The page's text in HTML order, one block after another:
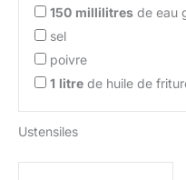
150 millilitres de eau
sel
poivre
1 litre de huile de
Ustensiles